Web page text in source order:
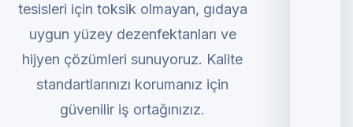
tesisleri için toksik olmayan, gıdaya
uygun yüzey dezenfektanları ve
hijyen çözümleri sunuyoruz. Kalite
standartlarınızı korumanız için
güvenilir iş ortağınızız.